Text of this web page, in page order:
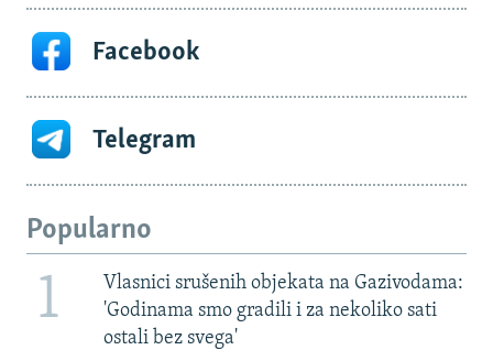
Facebook
Telegram
Popularno
1
Vlasnici srušenih objekata na Gazivodama:
'Godinama smo gradili i za nekoliko sati
ostali bez svega'